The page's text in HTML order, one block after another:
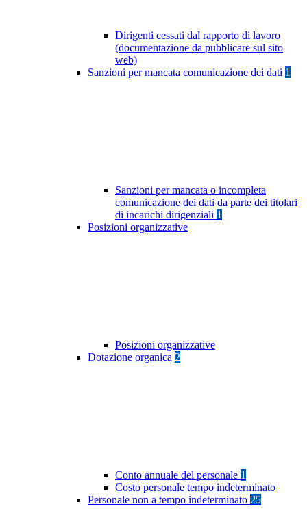
Dirigenti cessati dal rapporto di lavoro
(documentazione da pubblicare sul sito
web)
Sanzioni per mancata comunicazione dei dati 1
Sanzioni per mancata o incompleta
comunicazione dei dati da parte dei titolari
di incarichi dirigenziali 1
Posizioni organizzative
Posizioni organizzative
Dotazione organica 2
Conto annuale del personale 1
Costo personale tempo indeterminato
Personale non a tempo indeterminato 25